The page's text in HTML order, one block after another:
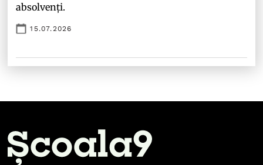
absolvenți.
15.07.2026